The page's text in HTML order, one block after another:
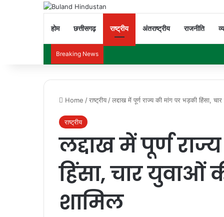
होम छत्तीसगढ़ राष्ट्रीय अंतराष्ट्रीय राजनीति
Breaking News
Home /राष्ट्रीय /लद्दाख में पूर्ण राज्य की मांग पर भड़की हिंसा,
राष्ट्रीय
लद्दाख में पूर्ण
हिंसा, चार युवाओं
शामिल